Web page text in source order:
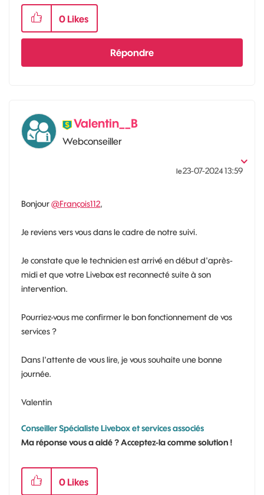
0 Likes
Répondre
Valentin__B
Webconseiller
le‎23-07-202413:59
Bonjour@François112,
Je reviens vers vous dans le cadre de notre suivi.
Je constate que le technicien est arrivé en début d'après-
midi et que votre Livebox est reconnecté suite à son
intervention.
Pourriez-vous me confirmer le bon fonctionnement de vos
services ?
Dans l'attente de vous lire, je vous souhaite une bonne
journée.
Valentin
Conseiller Spécialiste Livebox et services associés
Ma réponse vous a aidé ? Acceptez-la comme solution !
0 Likes